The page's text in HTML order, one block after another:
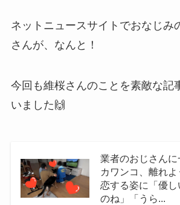
ネットニュースサイトでおなじみ
さんが、なんと！
今回も維桜さんのことを素敵な記
いました🙌
業者のおじさん
カワンコ、離れ
恋する姿に「優
のね」「うら...